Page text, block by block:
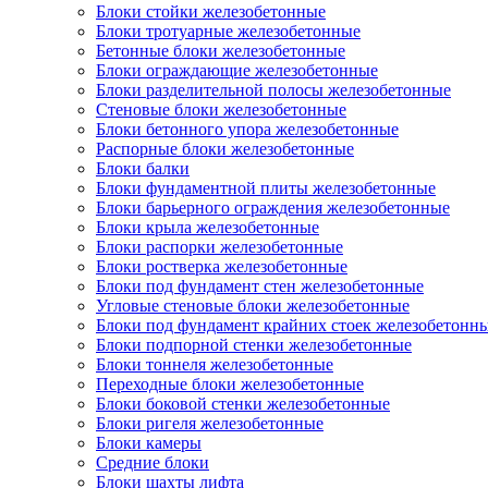
Блоки стойки железобетонные
Блоки тротуарные железобетонные
Бетонные блоки железобетонные
Блоки ограждающие железобетонные
Блоки разделительной полосы железобетонные
Стеновые блоки железобетонные
Блоки бетонного упора железобетонные
Распорные блоки железобетонные
Блоки балки
Блоки фундаментной плиты железобетонные
Блоки барьерного ограждения железобетонные
Блоки крыла железобетонные
Блоки распорки железобетонные
Блоки ростверка железобетонные
Блоки под фундамент стен железобетонные
Угловые стеновые блоки железобетонные
Блоки под фундамент крайних стоек
Блоки подпорной стенки железобетонные
Блоки тоннеля железобетонные
Переходные блоки железобетонные
Блоки боковой стенки железобетонные
Блоки ригеля железобетонные
Блоки камеры
Средние блоки
Блоки шахты лифта